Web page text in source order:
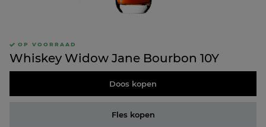
OP VOORRAAD
Whiskey Widow Jane Bourbon 10Y
Doos kopen
Fles kopen